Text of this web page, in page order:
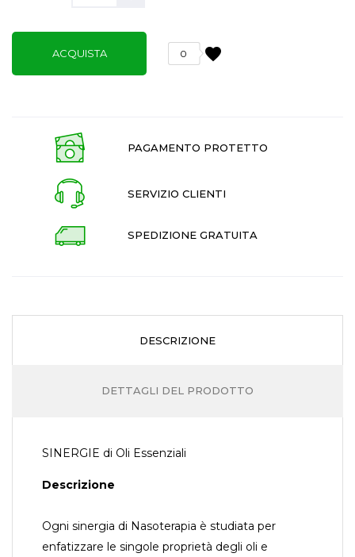
ACQUISTA favorite
0
PAGAMENTO PROTETTO
SERVIZIO CLIENTI
SPEDIZIONE GRATUITA
DESCRIZIONE
DETTAGLI DEL PRODOTTO
SINERGIE di Oli Essenziali
Descrizione
Ogni sinergia di Nasoterapia è studiata per
enfatizzare le singole proprietà degli oli e